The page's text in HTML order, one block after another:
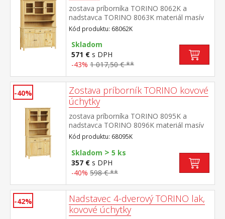
zostava príborníka TORINO 8062K a
nadstavca TORINO 8063K materiál masív
borovica, lakované prevedenie kovové
úchytky vo farebnom prevedení černená
mosadz príborník: 3 dvere, 3 zásuvky s
kovovými pojazdmi nadstavec: dvoje
presklené dvierka rozmer príborníka (š/h/v)
129 × 40 × 80 cm rozmer nadstavca (š/h/v)
129 × 33 × 100 cm
Kód produktu: 68062K
Skladom
571 € s DPH
-43% 1 017,50 € **
-40%
Zostava príborník TORINO kovové
úchytky
zostava príborníka TORINO 8095K a
nadstavca TORINO 8096K materiál masív
borovica, lakované prevedenie kovové
úchytky vo farebnom prevedení černená
mosadz príborník: 2 zásuvky s kovovými
pojazdmi, 2 plné dvere, 1 polica nadstavec:
2 presklené dvere, 1 polica rozmer
nadstavca (š/h/v) 90 × 33 × 100 cm
Kód produktu: 68095K
Skladom > 5 ks
357 € s DPH
-40% 598 € **
-42%
Nadstavec 4-dverový TORINO lak,
kovové úchytky